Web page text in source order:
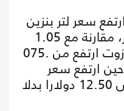
سعر لتر بنزين
أوكتان 95 إلى 1.15 دولار، مقارنة مع 1.05
دولار سابقا، أما سعر المازوت ارتفع من .075
في حين ارتفع سعر
أسطوانة الغاز المنزلي إلى 12.50 دولارا بدلا